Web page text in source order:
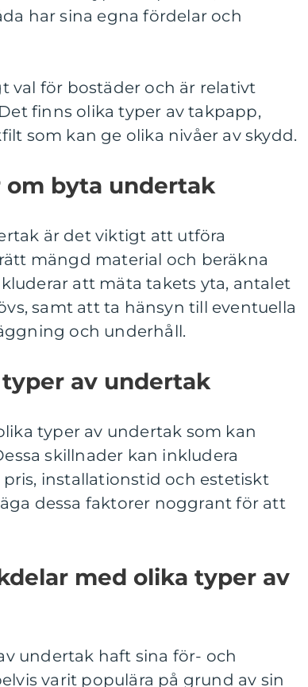
har sina egna fördelar och
val för bostäder och är relativt
finns olika typer av takpapp,
som kan ge olika nivåer av skydd.
byta undertak
är det viktigt att utföra
mängd material och beräkna
att mäta takets yta, antalet
samt att ta hänsyn till eventuella
och underhåll.
av undertak
typer av undertak som kan
skillnader kan inkludera
installationstid och estetiskt
dessa faktorer noggrant för att
med olika typer av
undertak haft sina för- och
varit populära på grund av sin